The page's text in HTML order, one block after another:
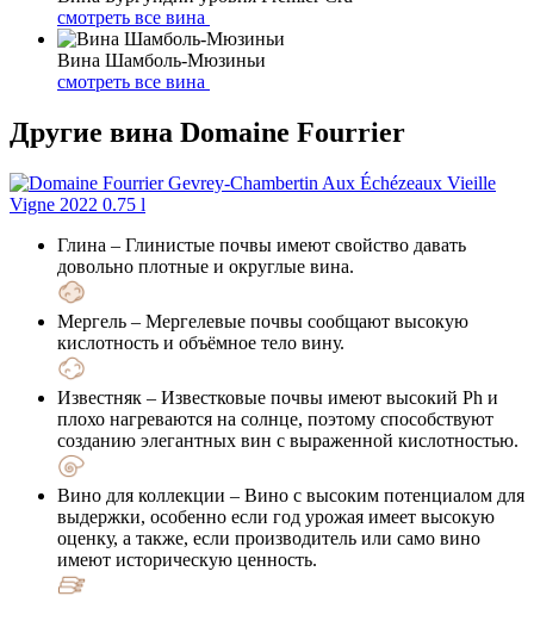
смотреть все вина
Вина Шамболь-Мюзиньи
смотреть все вина
Другие вина Domaine Fourrier
Глина – Глинистые почвы имеют свойство давать
довольно плотные и округлые вина.
Мергель – Мергелевые почвы сообщают высокую
кислотность и объёмное тело вину.
Известняк – Известковые почвы имеют высокий Ph и
плохо нагреваются на солнце, поэтому способствуют
созданию элегантных вин с выраженной кислотностью.
Вино для коллекции – Вино с высоким потенциалом для
выдержки, особенно если год урожая имеет высокую
оценку, а также, если производитель или само вино
имеют историческую ценность.